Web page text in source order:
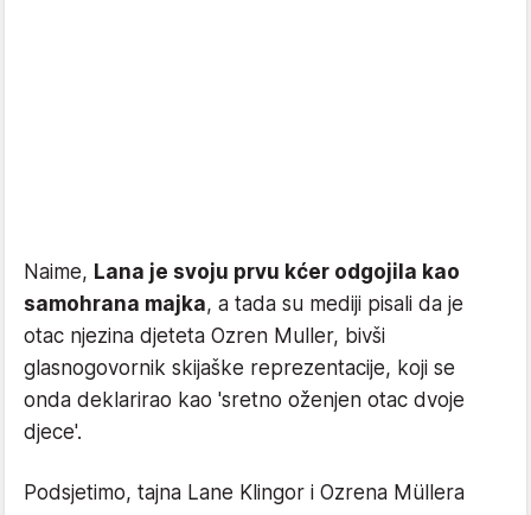
Naime, Lana je svoju prvu kćer odgojila kao
samohrana majka, a tada su mediji pisali da je
otac njezina djeteta Ozren Muller, bivši
glasnogovornik skijaške reprezentacije, koji se
onda deklarirao kao 'sretno oženjen otac dvoje
djece'.
Podsjetimo, tajna Lane Klingor i Ozrena Müllera